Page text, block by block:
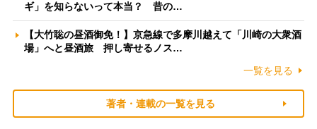
ギ」を知らないって本当？ 昔の…
【大竹聡の昼酒御免！】京急線で多摩川越えて「川崎の大衆酒
場」へと昼酒旅 押し寄せるノス…
一覧を見る
著者・連載の一覧を見る